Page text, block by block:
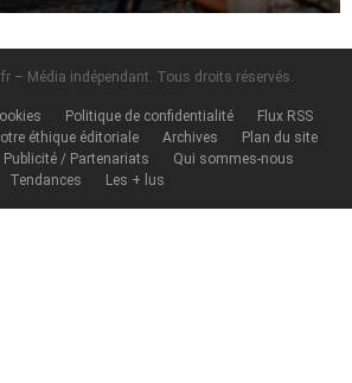
– Média indépendant. Tous droits réservés.
Politique de confidentialité
Flux RSS
éthique éditoriale Archives
Plan du site
Publicité / Partenariats
Qui sommes-nous
Tendances
Les + lus